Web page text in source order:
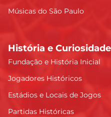
Músicas do São Paulo
História e
Fundação e História Inicial
Jogadores Históricos
Estádios e Locais de Jogos
Partidas Históricas